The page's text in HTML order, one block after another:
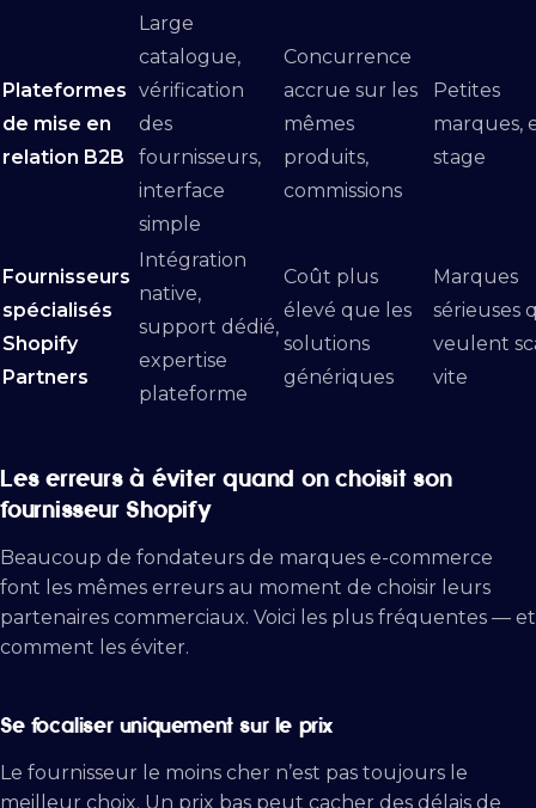
Plateformes
de mise en
relation B2B
Large
catalogue,
vérification
des
fournisseurs,
interface
simple
Concurrence
accrue sur les
mêmes
produits,
commissions
Petites
marques,
stage
Fournisseurs
spécialisés
Shopify
Partners
Intégration
native,
support dédié,
expertise
plateforme
Coût plus
élevé que les
solutions
génériques
Marques
sérieuses
veulent
vite
Les erreurs à éviter quand on choisit son
fournisseur Shopify
Beaucoup de fondateurs de marques e-commerce
font les mêmes erreurs au moment de choisir leurs
partenaires commerciaux. Voici les plus fréquentes — et
comment les éviter.
Se focaliser uniquement sur le prix
Le fournisseur le moins cher n’est pas toujours le
meilleur choix. Un prix bas peut cacher des délais de